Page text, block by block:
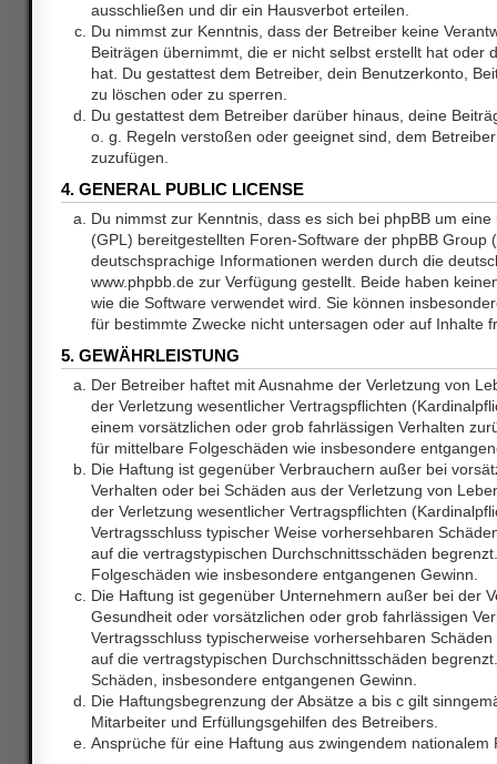
ausschließen und dir ein Hausverbot erteilen.
Du nimmst zur Kenntnis, dass der Betreiber keine
Beiträgen übernimmt, die er nicht selbst erstellt hat oder
hat. Du gestattest dem Betreiber, dein Benutzerkonto,
zu löschen oder zu sperren.
Du gestattest dem Betreiber darüber hinaus, deine
o. g. Regeln verstoßen oder geeignet sind, dem
zuzufügen.
4. GENERAL PUBLIC LICENSE
Du nimmst zur Kenntnis, dass es sich bei phpBB um
(GPL) bereitgestellten Foren-Software der phpBB Group
deutschsprachige Informationen werden durch die
www.phpbb.de zur Verfügung gestellt. Beide haben
wie die Software verwendet wird. Sie können
für bestimmte Zwecke nicht untersagen oder auf Inhalte
5. GEWÄHRLEISTUNG
Der Betreiber haftet mit Ausnahme der Verletzung von
der Verletzung wesentlicher Vertragspflichten
einem vorsätzlichen oder grob fahrlässigen Verhalten
für mittelbare Folgeschäden wie insbesondere
Die Haftung ist gegenüber Verbrauchern außer bei
Verhalten oder bei Schäden aus der Verletzung von
der Verletzung wesentlicher Vertragspflichten
Vertragsschluss typischer Weise vorhersehbaren
auf die vertragstypischen Durchschnittsschäden
Folgeschäden wie insbesondere entgangenen Gewinn.
Die Haftung ist gegenüber Unternehmern außer bei der
Gesundheit oder vorsätzlichen oder grob fahrlässigen
Vertragsschluss typischerweise vorhersehbaren
auf die vertragstypischen Durchschnittsschäden
Schäden, insbesondere entgangenen Gewinn.
Die Haftungsbegrenzung der Absätze a bis c gilt
Mitarbeiter und Erfüllungsgehilfen des Betreibers.
Ansprüche für eine Haftung aus zwingendem nationalem